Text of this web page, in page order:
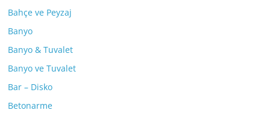
Bahçe ve Peyzaj
Banyo
Banyo & Tuvalet
Banyo ve Tuvalet
Bar – Disko
Betonarme